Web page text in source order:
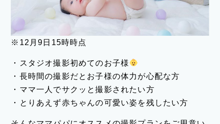
※12月9日15時時点
・スタジオ撮影初めてのお子様
・長時間の撮影だとお子様の体力が心配な方
・ママ一人でサクッと撮影されたい方
・とりあえず赤ちゃんの可愛い姿を残したい方